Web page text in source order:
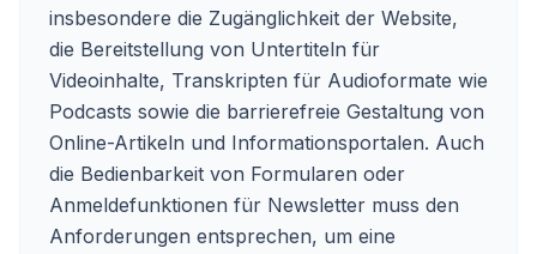
insbesondere die Zugänglichkeit der Website,
die Bereitstellung von Untertiteln für
Videoinhalte, Transkripten für Audioformate wie
Podcasts sowie die barrierefreie Gestaltung von
Online-Artikeln und Informationsportalen. Auch
die Bedienbarkeit von Formularen oder
Anmeldefunktionen für Newsletter muss den
Anforderungen entsprechen, um eine